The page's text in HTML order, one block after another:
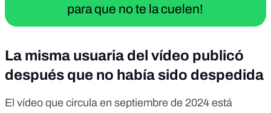
para que no te la cuelen!
La misma usuaria del vídeo publicó
después que no había sido despedida
El vídeo que circula en septiembre de 2024 está